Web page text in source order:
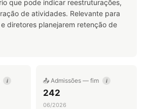
que pode indicar reestruturações,
de atividades. Relevante para
diretores planejarem retenção de
i 📤 Admissões — fim i
242
06/2026